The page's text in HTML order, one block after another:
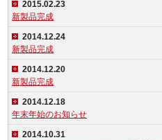
2015.02.23
新製品完成
2014.12.24
新製品完成
2014.12.20
新製品完成
2014.12.18
年末年始のお知らせ
2014.10.31